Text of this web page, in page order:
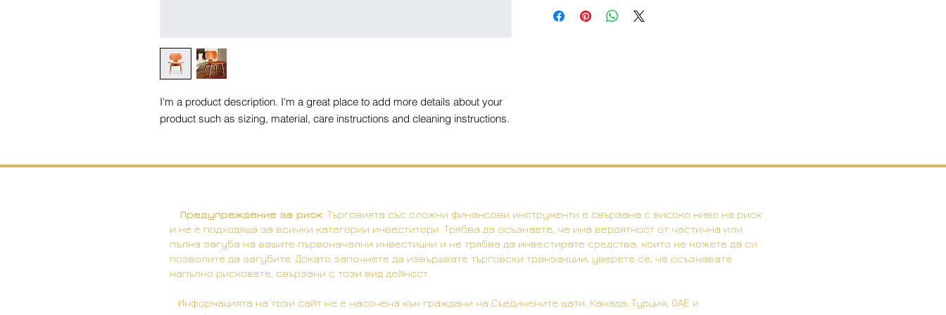
I'm a product description. I'm a great place to add more details about your
product such as sizing, material, care instructions and cleaning instructions.
straightforward refund or exchange policy is a great
way to build trust and reassure your customers that
information about your shipping methods, packaging
Предупреждение за риск: Търговията със сложни финансови инструменти е свързана с високо ниво на риск
и не е подходяща за всички категории инвеститори. Трябва да осъзнаете, че има вероятност от частична или
пълна загуба на вашите първоначални инвестиции и не трябва да инвестирате средства, които не можете да си
позволите да загубите. Докато започнете да извършвате търговски транзакции, уверете се, че осъзнавате
напълно рисковете, свързани с този вид дейност.
Информацията на този сайт не е насочена към граждани на Съединените щати, Канада, Турция, ОАЕ и